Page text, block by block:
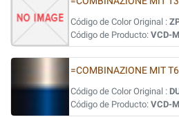
Código de Color Original :
Código de Producto: VCD-
=COMBINAZIONE MIT
Código de Color Original :
Código de Producto: VCD-